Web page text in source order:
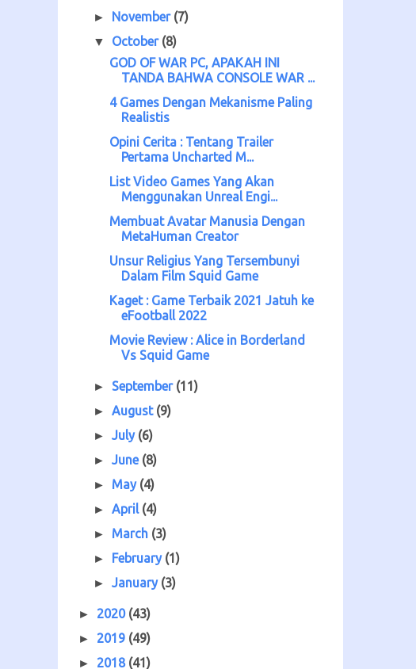
► November (7)
▼ October (8)
GOD OF WAR PC, APAKAH INI
TANDA BAHWA CONSOLE WAR ...
4 Games Dengan Mekanisme Paling
Realistis
Opini Cerita : Tentang Trailer
Pertama Uncharted M...
List Video Games Yang Akan
Menggunakan Unreal Engi...
Membuat Avatar Manusia Dengan
MetaHuman Creator
Unsur Religius Yang Tersembunyi
Dalam Film Squid Game
Kaget : Game Terbaik 2021 Jatuh ke
eFootball 2022
Movie Review : Alice in Borderland
Vs Squid Game
►September (11)
►August (9)
►July (6)
►June (8)
► May (4)
►April (4)
► March (3)
► February (1)
►January (3)
► 2020 (43)
► 2019 (49)
► 2018 (41)